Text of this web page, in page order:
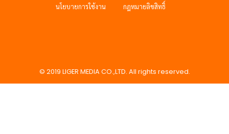
นโยบายการใช้งาน กฎหมายลิขสิทธิ์
© 2019 LIGER MEDIA CO.,LTD. All rights reserved.